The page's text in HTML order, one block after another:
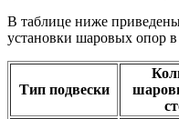
В таблице ниже
установки шаровых опор
Тип подвески